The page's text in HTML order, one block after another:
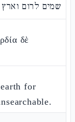
שמים לרום
δὲ
for